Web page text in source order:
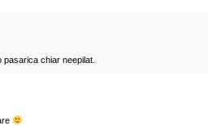
pasarica chiar neepilat.